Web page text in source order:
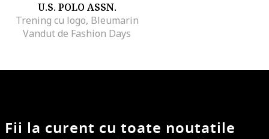
U.S. POLO ASSN.
Trening cu logo, Bleumarin
Vandut de Fashion Days
Fii la curent cu toate noutatile